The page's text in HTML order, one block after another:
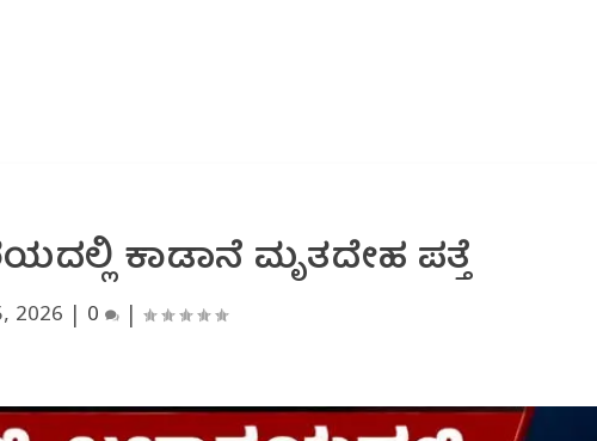
ಕಾಡಾನೆ ಮೃತದೇಹ ಪತ್ತೆ
2026 0 |